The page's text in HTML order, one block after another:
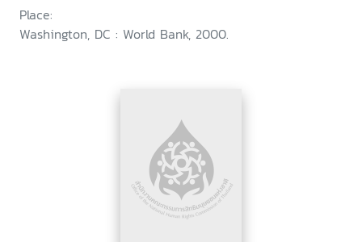
Place:
Washington, DC : World Bank, 2000.